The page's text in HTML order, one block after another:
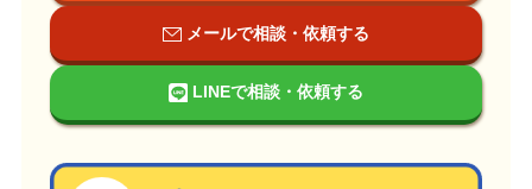
メールで相談・依頼する
LINEで相談・依頼する